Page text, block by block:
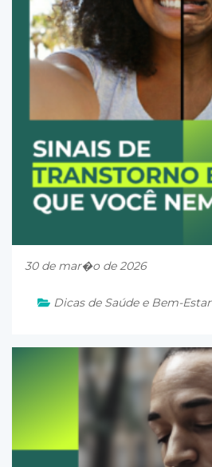
30 de mar�o de 2026
Dicas de Saúde e Bem-Estar